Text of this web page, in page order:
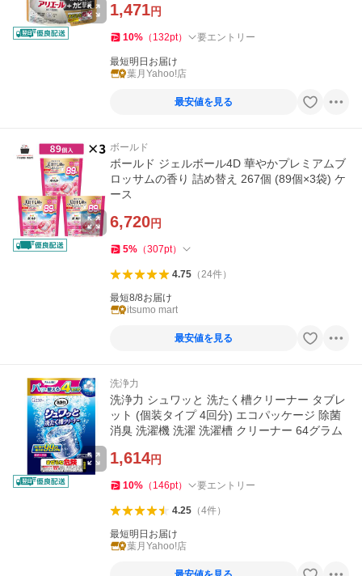
1,471円
10% （ 132pt） 要エントリー
最短明日お届け
葉月Yahoo!店
最安値を見る
ボールド
ボールド ジェルボール4D 華やかプレミアムブ
ロッサムの香り 詰め替え 267個 (89個×3袋) ケ
ース
6,720円
5% （307pt）
4.75（24件）
最短8/8お届け
itsumo mart
最安値を見る
洗浄力
洗浄力 シュワッと 洗たく槽クリーナー タブレ
ット (個装タイプ 4回分) エコパッケージ 除菌
消臭 洗濯機 洗濯 洗濯槽 クリーナー 64グラム
1,614円
10% （ 146pt） 要エントリー
4.25（4件）
最短明日お届け
葉月Yahoo!店